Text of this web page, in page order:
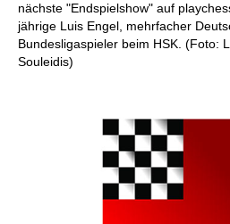
nächste "Endspielshow" auf
jährige Luis Engel, mehrfacher
Bundesligaspieler beim HSK. (Foto:
Souleidis)